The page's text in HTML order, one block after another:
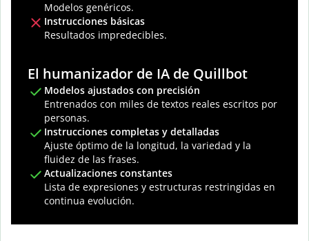
Modelos genéricos.
Instrucciones básicas
Resultados impredecibles.
El humanizador de IA de Quillbot
Modelos ajustados con precisión
Entrenados con miles de textos reales escritos por
personas.
Instrucciones completas y detalladas
Ajuste óptimo de la longitud, la variedad y la
fluidez de las frases.
Actualizaciones constantes
Lista de expresiones y estructuras restringidas en
continua evolución.